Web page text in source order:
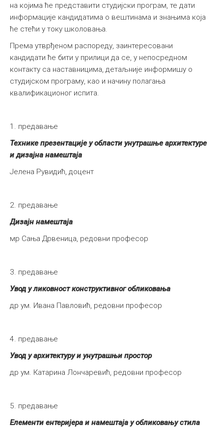
на којима ће представити студијски програм, те дати
информације кандидатима о вештинама и знањима која
ће стећи у току школовања.
Према утврђеном распореду, заинтересовани
кандидати ће бити у прилици да се, у непосредном
контакту са наставницима, детаљније информишу о
студијском програму, као и начину полагања
квалификационог испита.
1. предавање
Технике презентације у области унутрашње архитектуре
и дизајна намештаја
Јелена Рувидић, доцент
2. предавање
Дизајн намештаја
мр Сања Дрвеница, редовни професор
3. предавање
Увод у ликовност конструктивног обликовања
др ум. Ивана Павловић, редовни професор
4. предавање
Увод у архитектуру и унутрашњи простор
др ум. Катарина Лончаревић, редовни професор
5. предавање
Елементи ентеријера и намештаја у обликовању стила